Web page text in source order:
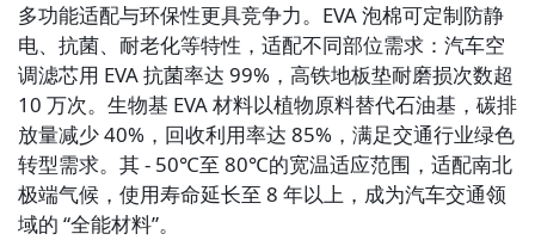
多功能适配与环保性更具竞争力。EVA 泡棉可定制防静
电、抗菌、耐老化等特性，适配不同部位需求：汽车空
调滤芯用 EVA 抗菌率达 99%，高铁地板垫耐磨损次数超
10 万次。生物基 EVA 材料以植物原料替代石油基，碳排
放量减少 40%，回收利用率达 85%，满足交通行业绿色
转型需求。其 - 50℃至 80℃的宽温适应范围，适配南北
极端气候，使用寿命延长至 8 年以上，成为汽车交通领
域的 “全能材料”。